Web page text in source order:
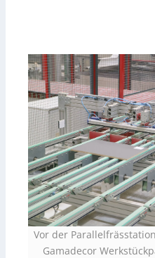
Vor der
Gamadecor